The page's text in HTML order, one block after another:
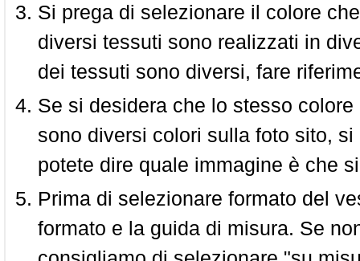
Si prega di selezionare il colore
diversi tessuti sono realizzati in
dei tessuti sono diversi, fare
Se si desidera che lo stesso
sono diversi colori sulla foto sito,
potete dire quale immagine è che
Prima di selezionare formato del
formato e la guida di misura. Se